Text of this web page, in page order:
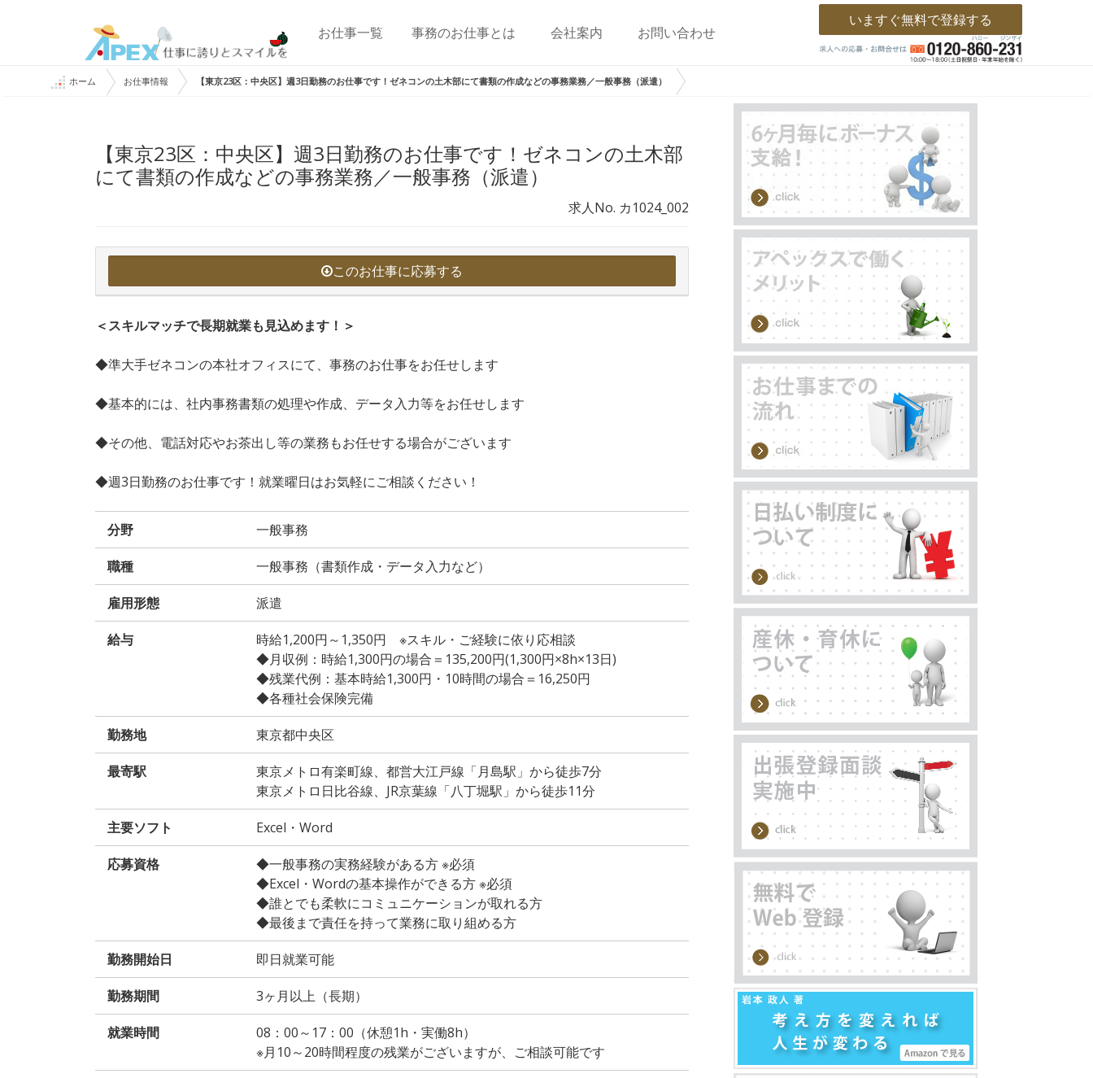
お仕事一覧 事務のお仕事とは 会社案内 お問い合わせ
いますぐ無料で登録する
ホーム お仕事情報 【東京23区：中央区】週3日勤務のお仕事です！ゼネコンの土木部にて書類の作成などの事務業務／一般事務（派遣）
【東京23区：中央区】週3日勤務のお仕事です！ゼネコンの土木部
にて書類の作成などの事務業務／一般事務（派遣）
求人No. カ1024_002
このお仕事に応募する
＜スキルマッチで長期就業も見込めます！＞
◆準大手ゼネコンの本社オフィスにて、事務のお仕事をお任せします
◆基本的には、社内事務書類の処理や作成、データ入力等をお任せします
◆その他、電話対応やお茶出し等の業務もお任せする場合がございます
◆週3日勤務のお仕事です！就業曜日はお気軽にご相談ください！
分野 一般事務
職種 一般事務（書類作成・データ入力など）
雇用形態 派遣
給与
時給1,200円～1,350円 ※スキル・ご経験に依り応相談
◆月収例：時給1,300円の場合＝135,200円(1,300円×8h×13日)
◆残業代例：基本時給1,300円・10時間の場合＝16,250円
◆各種社会保険完備
勤務地 東京都中央区
最寄駅
東京メトロ有楽町線、都営大江戸線「月島駅」から徒歩7分
東京メトロ日比谷線、JR京葉線「八丁堀駅」から徒歩11分
主要ソフト Excel・Word
応募資格
◆一般事務の実務経験がある方 ※必須
◆Excel・Wordの基本操作ができる方 ※必須
◆誰とでも柔軟にコミュニケーションが取れる方
◆最後まで責任を持って業務に取り組める方
勤務開始日 即日就業可能
勤務期間 3ヶ月以上（長期）
就業時間
08：00～17：00（休憩1h・実働8h）
※月10～20時間程度の残業がございますが、ご相談可能です